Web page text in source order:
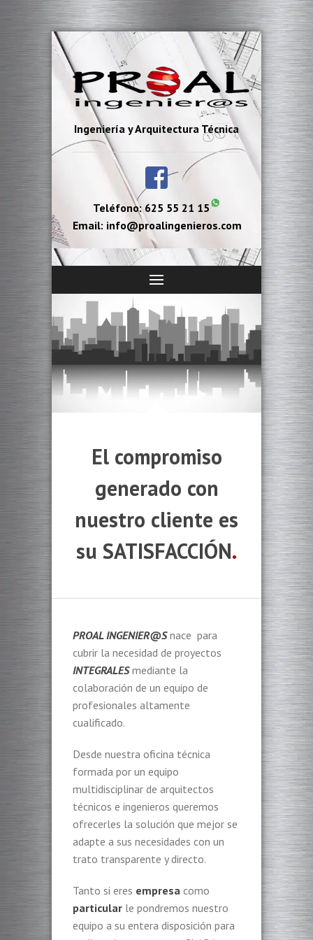
Ingeniería y Arquitectura Técnica
Teléfono: 625 55 21 15
Email: info@proalingenieros.com
El compromiso
generado con
nuestro cliente es
su SATISFACCIÓN.
PROAL INGENIER@Snace para
cubrir la necesidad de proyectos
INTEGRALESmediante la
colaboración de un equipo de
profesionales altamente
cualificado.
Desde nuestra oficina técnica
formada por un equipo
multidisciplinar de arquitectos
técnicos e ingenieros queremos
ofrecerles la solución que mejor se
adapte a sus necesidades con un
trato transparente y directo.
Tanto si eres empresa como
particular le pondremos nuestro
equipo a su entera disposición para